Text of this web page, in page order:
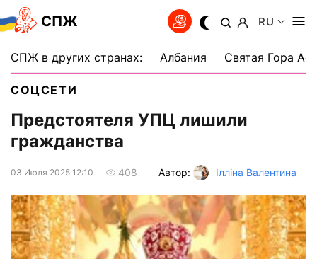
СПЖ RU
СПЖ в других странах: Албания Святая Гора
СОЦСЕТИ
Предстоятеля УПЦ лишили
гражданства
03 Июля 2025 12:10 408 Автор: Ілліна Валентина